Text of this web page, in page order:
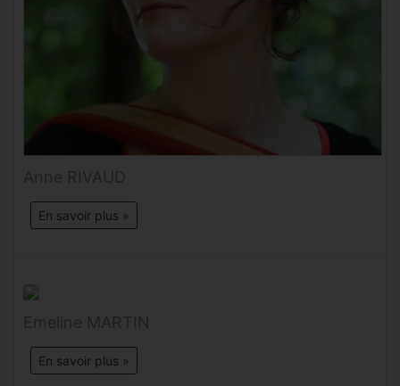
Anne RIVAUD
En savoir plus »
Emeline MARTIN
En savoir plus »